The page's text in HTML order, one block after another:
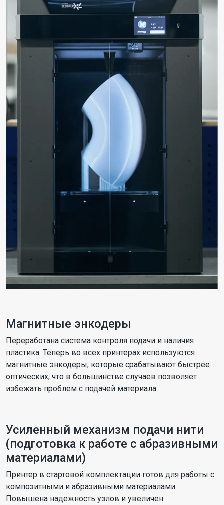
Магнитные энкодеры
Переработана система контроля подачи и наличия
пластика. Теперь во всех принтерах используются
магнитные энкодеры, которые срабатывают быстрее
оптических, что в большинстве случаев позволяет
избежать проблем с подачей материала.
Усиленный механизм подачи нити
(подготовка к работе с абразивными
материалами)
Принтер в стартовой комплектации готов для работы с
композитными и абразивными материалами.
Повышена надежность узлов и увеличен